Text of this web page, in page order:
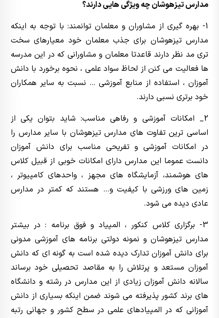
مدارس تیزهوشان چه ویژگی هایی دارند؟
1- بهره گیری از مشاوران و معلمان توانمند: با توجه به اینکه
مدارس تیزهوشان برای جذب معلمان خود معیارهای سخت
تری مد نظر دارند قاعدتا معلمان و مشاورانی که در این مدرسه
ها فعالیت می کنن از لحاظ سواد علمی ، نحوه برخورد با دانش
آموزان ، استفاده از منابع آموزشی … نسبت به سایر همکاران
خود برتری نسبی دارند.
2_ امکانات آموزشی و رفاهی مناسب: شاید بتوان یکی از
اساسی ترین تفاوت های مدارس تیزهوشان با سایر مدارس را
در امکانات آموزشی و تفریحی مناسب برای دانش آموزان
دانست عموما این مدارس دارای امکانات خوبی از قبیل کلاس
های هوشمند، آزمایشگاه های مجهز ، واحدهای کامپیوتر ،
زمین های ورزشی با کیفیت و… هستند که کمتر در مدارس
عادی دیده می شود.
3- برگزاری کلاس کنکور ، المپیاد و فوق برنامه : در بیشتر
مدارس تیزهوشان و نمونه دولتی برنامه های آموزشی مدونی
برای دانش آموزان تدارک دیده شده است به گونه ای که دانش
آموزان مستعد و پرتلاش را به مقاصد تحصیلی خود برساند
سالانه دانش آموزان زیادی از این مدارس در رشته و دانشگاه
های برند کشور پذیرفته می شوند ضمن اینکه بسیاری از دانش
آموزانی که در المپیادهای علمی در سطح کشور و جهانی رتبه